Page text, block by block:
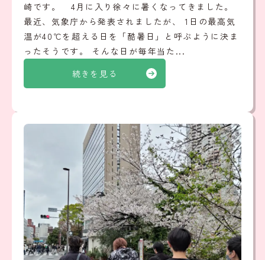
続きを見る
崎です。 4月に入り徐々に暑くなってきました。
最近、気象庁から発表されましたが、 1日の最高気
温が40℃を超える日を「酷暑日」と呼ぶように決ま
ったそうです。 そんな日が毎年当た...